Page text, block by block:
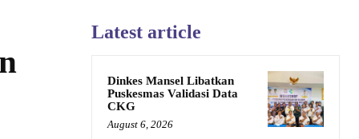
Latest article
Dinkes Mansel Libatkan
Puskesmas Validasi Data
CKG
August 6, 2026